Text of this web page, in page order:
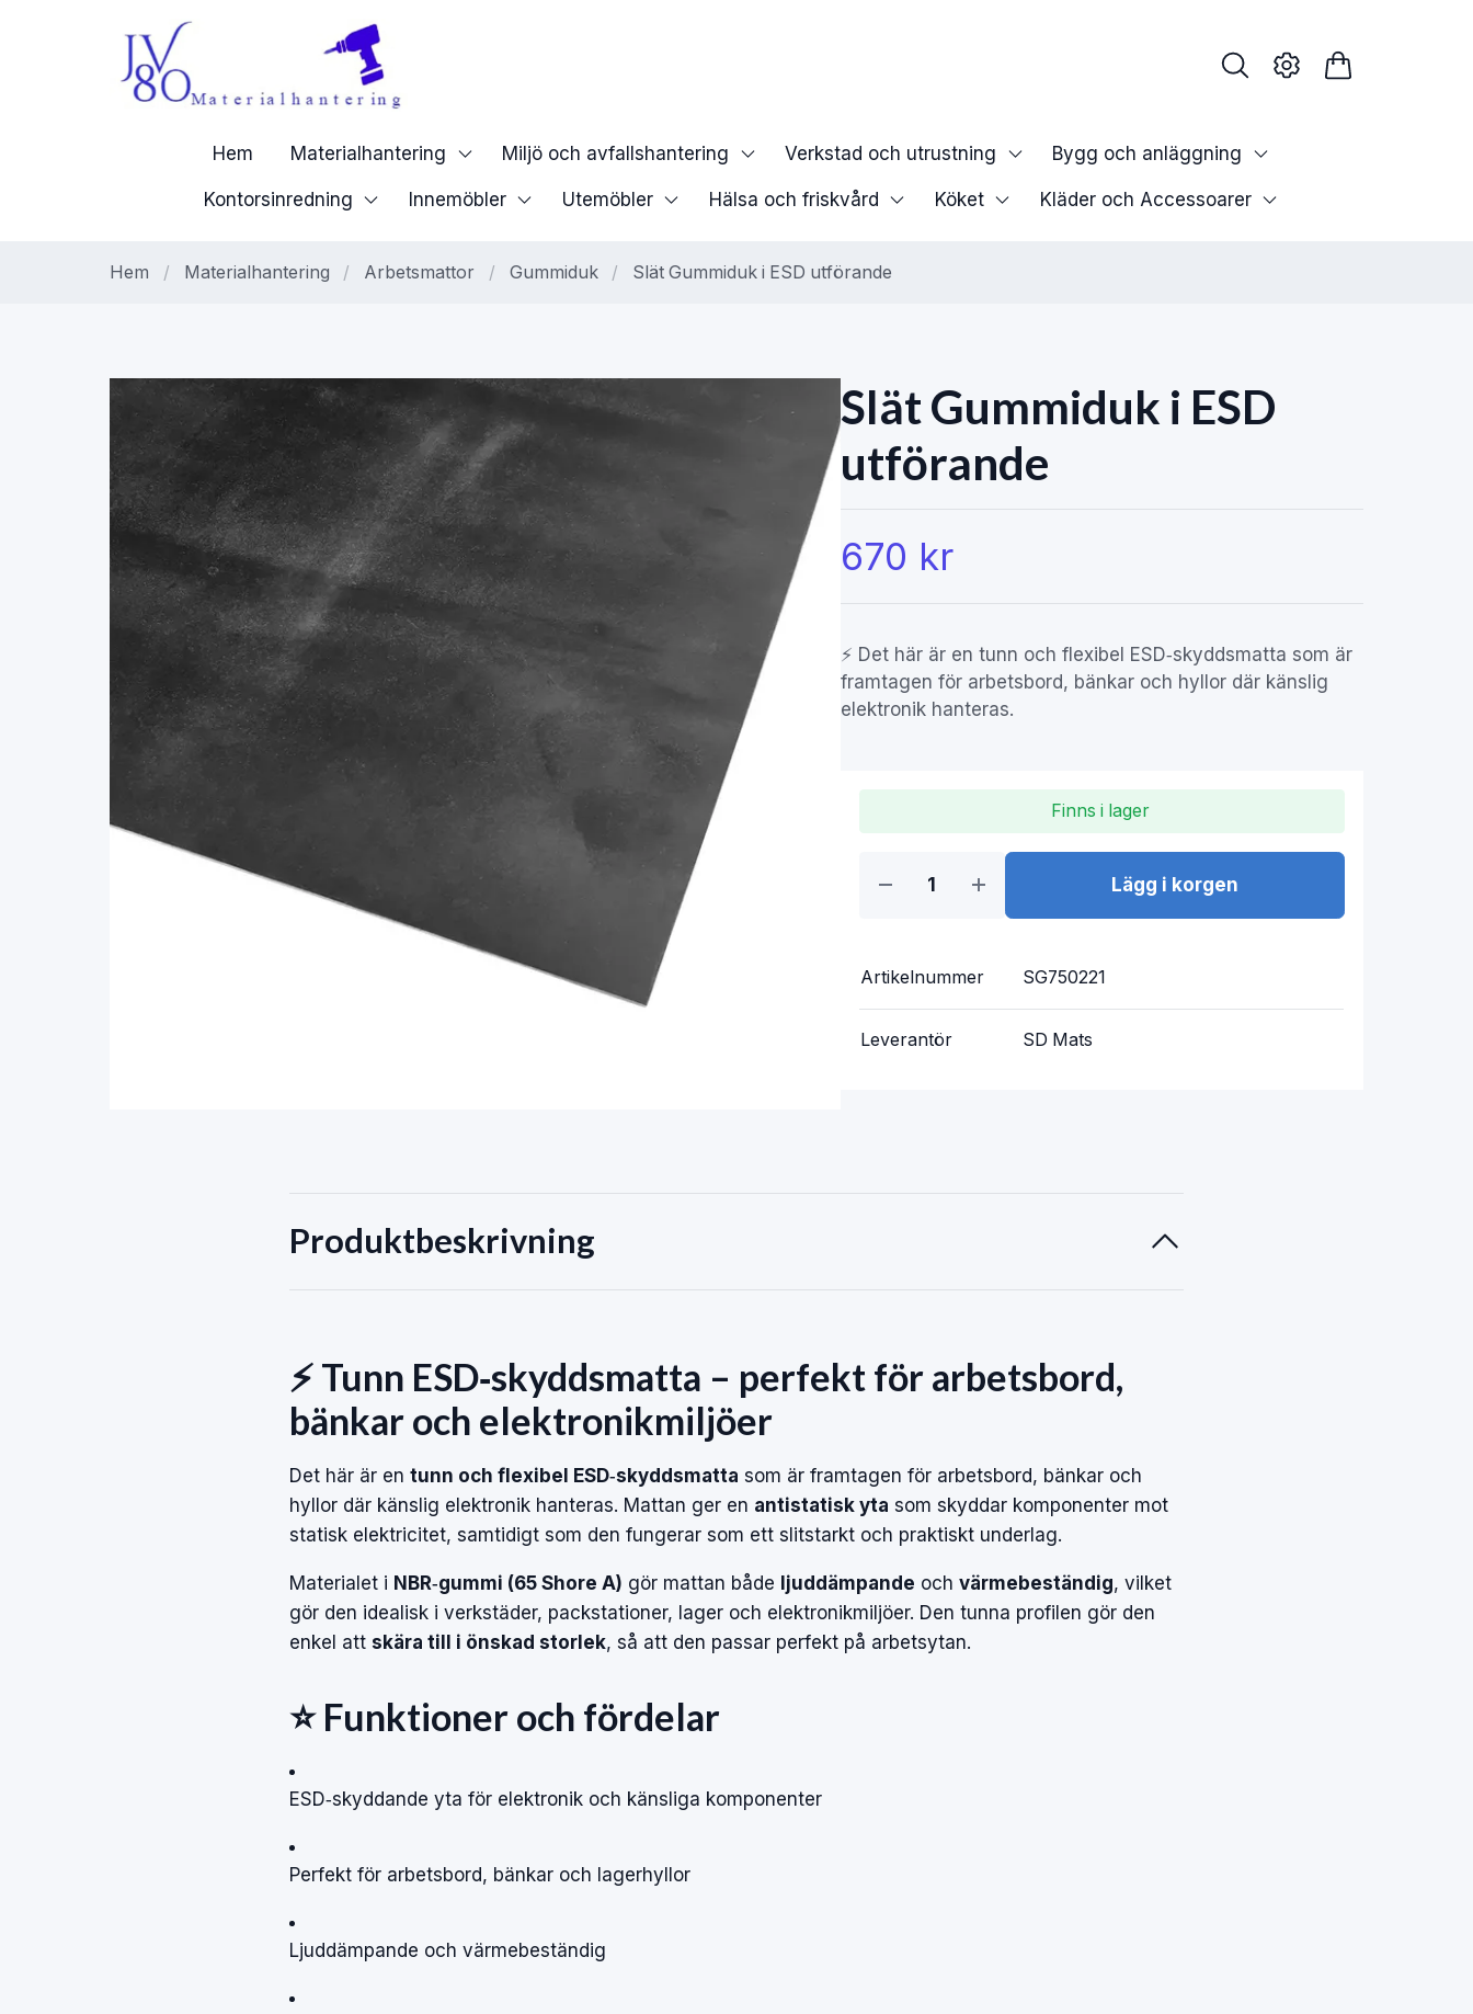
Hem Materialhantering Miljö och avfallshantering Verkstad och utrustning Bygg och anläggning
Kontorsinredning Innemöbler Utemöbler Hälsa och friskvård Köket Kläder och Accessoarer
Hem / Materialhantering / Arbetsmattor / Gummiduk / Slät Gummiduk i ESD utförande
Slät Gummiduk i ESD
utförande
670 kr
⚡ Det här är en tunn och flexibel ESD‑skyddsmatta som är
framtagen för arbetsbord, bänkar och hyllor där känslig
elektronik hanteras.
Finns i lager
Lägg i korgen
Artikelnummer SG750221
Leverantör SD Mats
Produktbeskrivning
⚡ Tunn ESD‑skyddsmatta – perfekt för arbetsbord,
bänkar och elektronikmiljöer
Det här är en tunn och flexibel ESD‑skyddsmatta som är framtagen för arbetsbord, bänkar och
hyllor där känslig elektronik hanteras. Mattan ger en antistatisk yta som skyddar komponenter mot
statisk elektricitet, samtidigt som den fungerar som ett slitstarkt och praktiskt underlag.
Materialet i NBR‑gummi (65 Shore A) gör mattan både ljuddämpande och värmebeständig, vilket
gör den idealisk i verkstäder, packstationer, lager och elektronikmiljöer. Den tunna profilen gör den
enkel att skära till i önskad storlek, så att den passar perfekt på arbetsytan.
⭐ Funktioner och fördelar
ESD‑skyddande yta för elektronik och känsliga komponenter
Perfekt för arbetsbord, bänkar och lagerhyllor
Ljuddämpande och värmebeständig